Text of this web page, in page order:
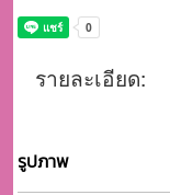
รายละเอียด:
รูปภาพ